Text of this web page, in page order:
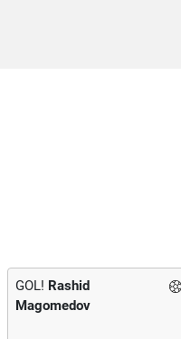
GOL! Rashid
Magomedov